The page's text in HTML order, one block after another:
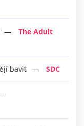
The Adult
bavit SDC